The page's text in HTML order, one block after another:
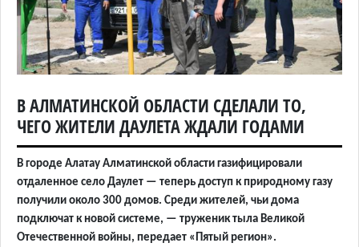
В АЛМАТИНСКОЙ ОБЛАСТИ СДЕЛАЛИ ТО,
ЧЕГО ЖИТЕЛИ ДАУЛЕТА ЖДАЛИ ГОДАМИ
В городе Алатау Алматинской области газифицировали
отдаленное село Даулет — теперь доступ к природному газу
получили около 300 домов. Среди жителей, чьи дома
подключат к новой системе, — труженик тыла Великой
Отечественной войны, передает «Пятый регион».